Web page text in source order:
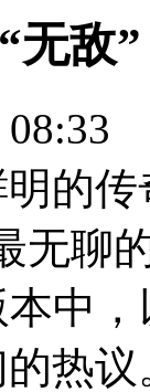
无敌
的
无
中
热议